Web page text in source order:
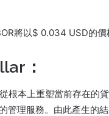
將以$ 0.034 USD的價
：
根本上重塑當前存在的
管理服務。由此產生的